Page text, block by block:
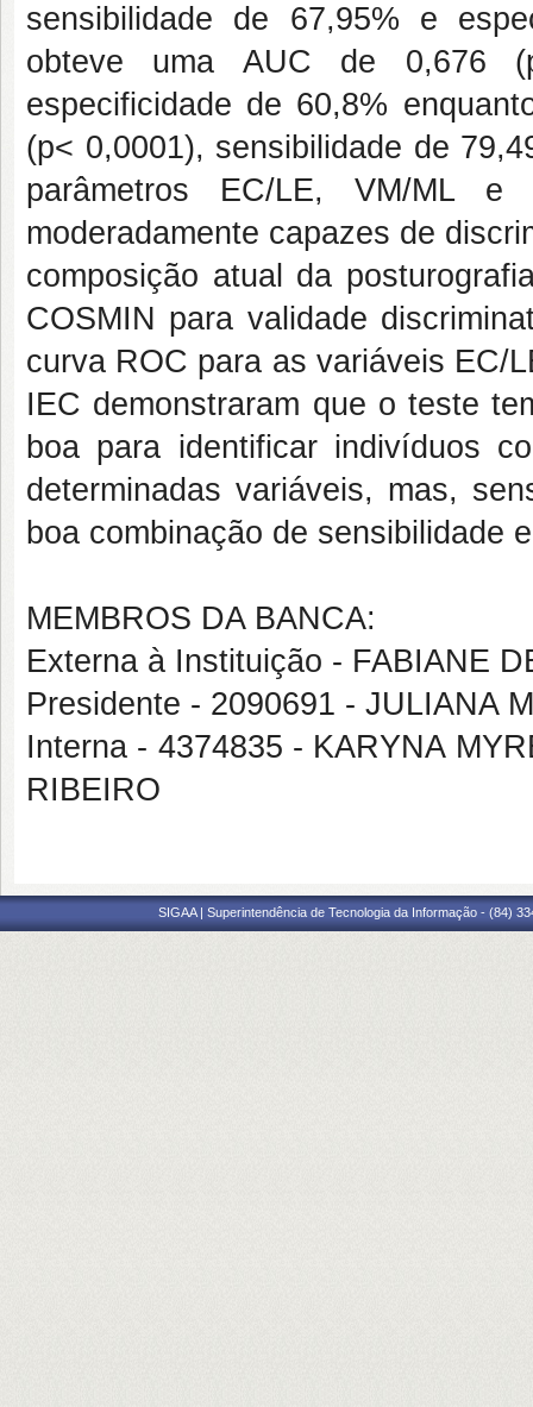
sensibilidade de 67,95% e
obteve uma AUC de 0,676
especificidade de 60,8%
(p< 0,0001), sensibilidade de
parâmetros EC/LE, VM/ML
moderadamente capazes de
composição atual da
COSMIN para validade
curva ROC para as variáveis EC/
IEC demonstraram que o teste
boa para identificar indivíduos
determinadas variáveis, mas,
boa combinação de sensibilidade
MEMBROS DA BANCA:
Externa à Instituição - FABIANE
Presidente - 2090691 - JULIANA
Interna - 4374835 - KARYNA
RIBEIRO
SIGAA | Superintendência de Tecnologia da Informação - (84)